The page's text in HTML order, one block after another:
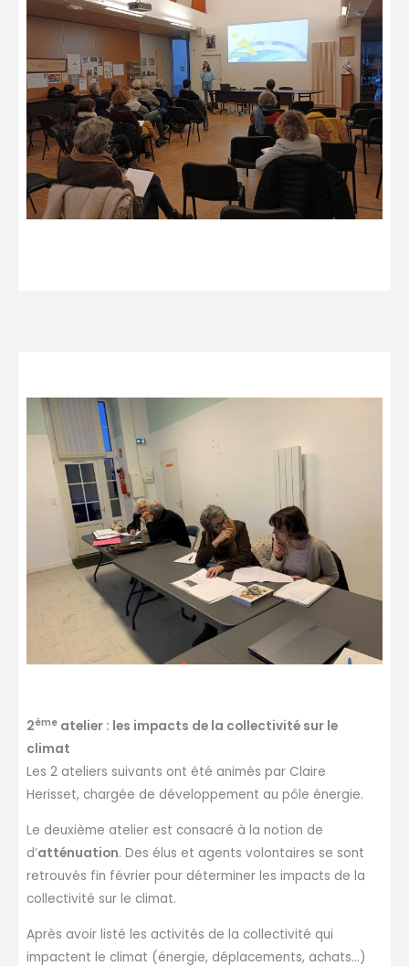
2ème atelier : les impacts de la collectivité sur le
climat
Les 2 ateliers suivants ont été animés par Claire
Herisset, chargée de développement au pôle énergie.
Le deuxième atelier est consacré à la notion de
d’atténuation. Des élus et agents volontaires se sont
retrouvés fin février pour déterminer les impacts de la
collectivité sur le climat.
Après avoir listé les activités de la collectivité qui
impactent le climat (énergie, déplacements, achats…)